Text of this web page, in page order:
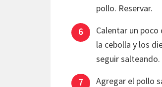
pollo. Reservar.
Calentar un
la cebolla y los
seguir salteando.
Agregar el pollo